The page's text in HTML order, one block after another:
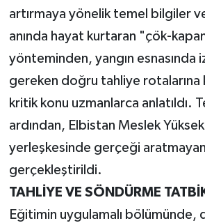
artırmaya yönelik temel bilgiler
anında hayat kurtaran "çök-
yönteminden, yangın esnasında
gereken doğru tahliye rotalarına
kritik konu uzmanlarca anlatıldı.
ardından, Elbistan Meslek
yerleşkesinde gerçeği
gerçekleştirildi.
TAHLİYE VE SÖNDÜRME
Eğitimin uygulamalı bölümünde,